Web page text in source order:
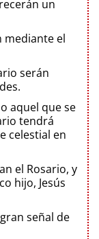
un
mediante el
serán
aquel que se
tendrá
celestial en
el Rosario, y
hijo, Jesús
señal de